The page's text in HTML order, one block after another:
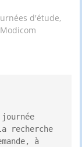
d'étude,
recherche
à